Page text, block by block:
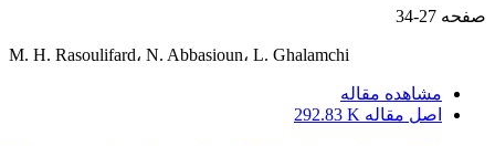
صفحه 27-34
M. H. Rasoulifard، N. Abbasioun، L. Ghalamchi
مشاهده مقاله
اصل مقاله 292.83 K